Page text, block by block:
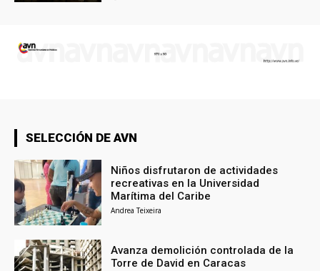
SELECCIÓN DE AVN
Niños disfrutaron de actividades
recreativas en la Universidad
Marítima del Caribe
Andrea Teixeira
Avanza demolición controlada de la
Torre de David en Caracas